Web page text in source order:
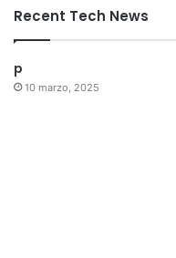
Recent Tech News
p
10 marzo, 2025